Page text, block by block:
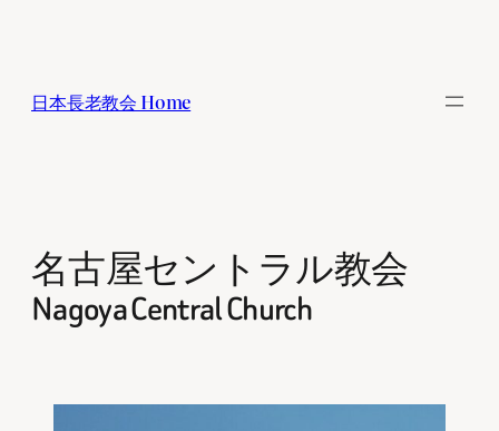
日本長老教会 Home
名古屋セントラル教会
Nagoya Central Church